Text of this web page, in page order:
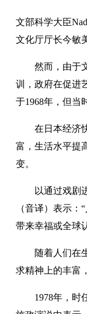
文部科学大臣
文化厅厅长今敏
然而，由于
训，政府在促进
于1968年，但当
在日本经济
富，生活水平提
变。
以通过戏剧
（音译）表示
带来幸福或全球
随着人们在
求精神上的丰富
1978年，时